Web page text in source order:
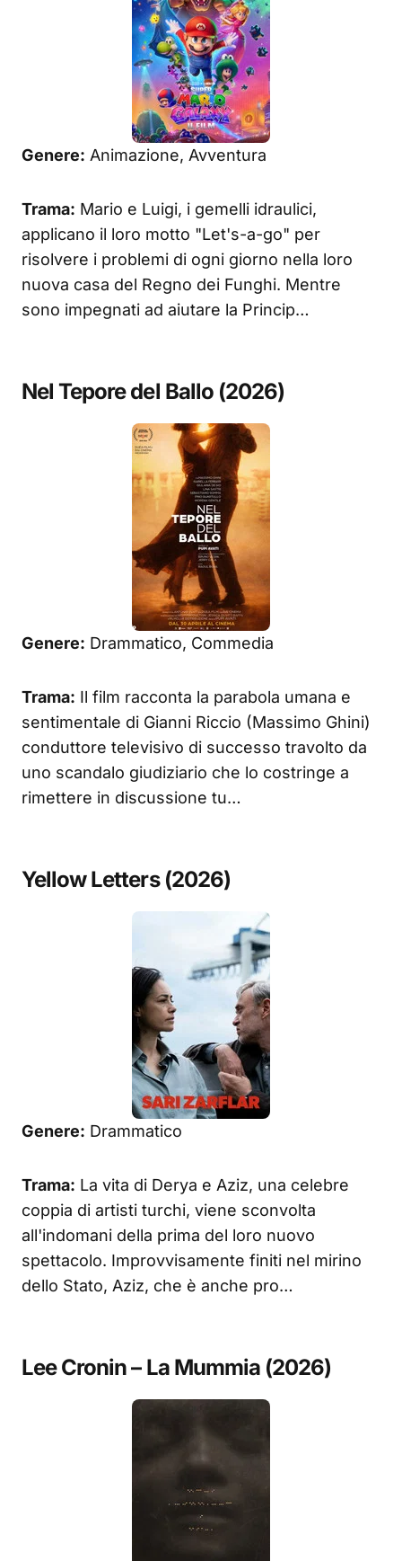
Genere: Animazione, Avventura
Trama: Mario e Luigi, i gemelli idraulici,
applicano il loro motto "Let's-a-go" per
risolvere i problemi di ogni giorno nella loro
nuova casa del Regno dei Funghi. Mentre
sono impegnati ad aiutare la Princip…
Nel Tepore del Ballo (2026)
Genere: Drammatico, Commedia
Trama: Il film racconta la parabola umana e
sentimentale di Gianni Riccio (Massimo Ghini)
conduttore televisivo di successo travolto da
uno scandalo giudiziario che lo costringe a
rimettere in discussione tu…
Yellow Letters (2026)
Genere: Drammatico
Trama: La vita di Derya e Aziz, una celebre
coppia di artisti turchi, viene sconvolta
all'indomani della prima del loro nuovo
spettacolo. Improvvisamente finiti nel mirino
dello Stato, Aziz, che è anche pro…
Lee Cronin – La Mummia (2026)